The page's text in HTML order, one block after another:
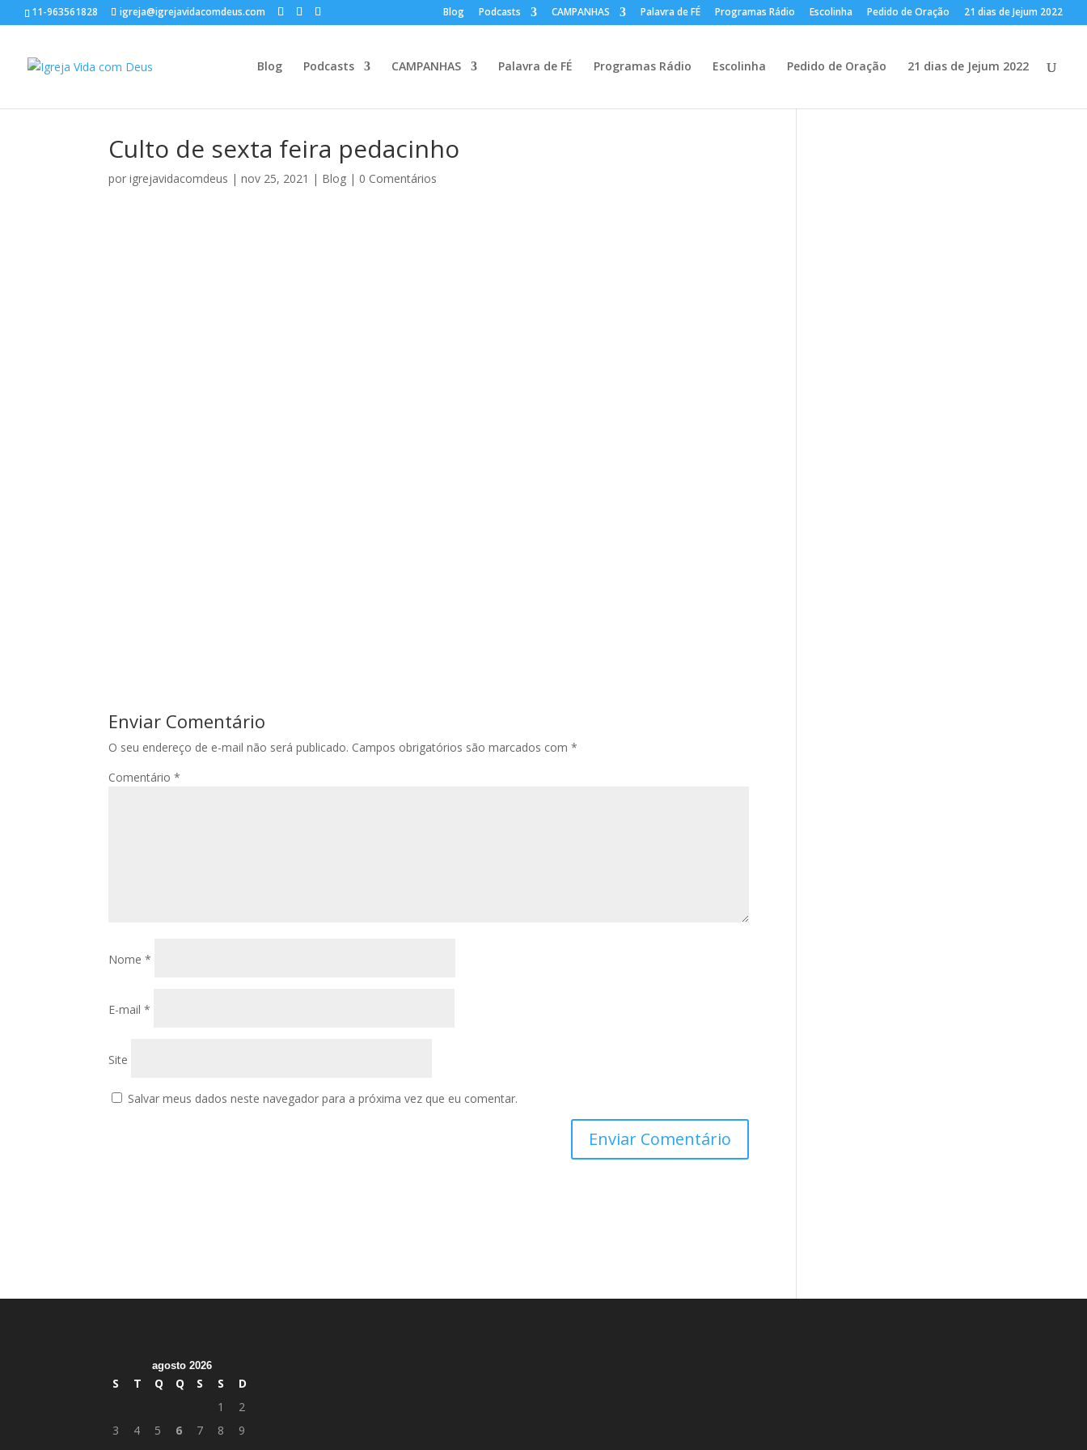
11-963561828 igreja@igrejavidacomdeus.com Blog Podcasts CAMPANHAS Palavra de FÉ Programas Rádio Escolinha Pedido de Oração 21 dias de Jejum 2022
Blog Podcasts CAMPANHAS Palavra de FÉ Programas Rádio Escolinha Pedido de Oração 21 dias de Jejum 2022
Culto de sexta feira pedacinho
porigrejavidacomdeus |nov 25, 2021 | Blog | 0 Comentários
Enviar Comentário
O seu endereço de e-mail não será publicado. Campos obrigatórios são marcados com*
Comentário*
Nome*
E-mail*
Site
Salvar meus dados neste navegador para a próxima vez que eu comentar.
agosto 2026
S T Q Q S S
D
1
2
3
4 5 6 7 8
9